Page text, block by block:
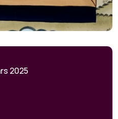
2025